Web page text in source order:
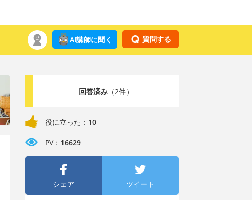
質問する
AI講師に聞く
回答済み（2件）
役に立った： 10
PV： 16629
シェア ツイート